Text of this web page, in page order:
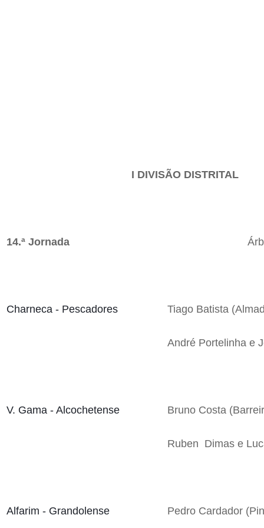
I DIVISÃO DISTRITAL
14.ª Jornada
Charneca - Pescadores Tiago Batista
André Portelinha e
V. Gama - Alcochetense Bruno Costa
Ruben Dimas e
Alfarim - Grandolense Pedro Cardador